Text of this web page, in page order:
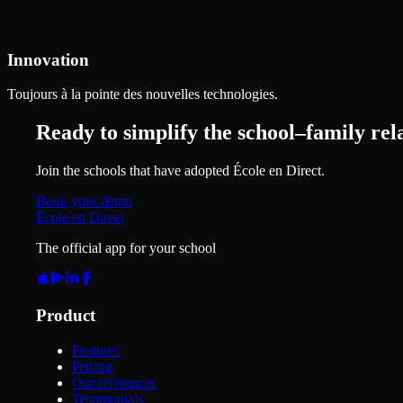
Innovation
Toujours à la pointe des nouvelles technologies.
Ready to simplify the school–family
Join the schools that have adopted École en Direct.
Book your demo
École en Direct
The official app for your school
Product
Features
Pricing
Our references
Testimonials